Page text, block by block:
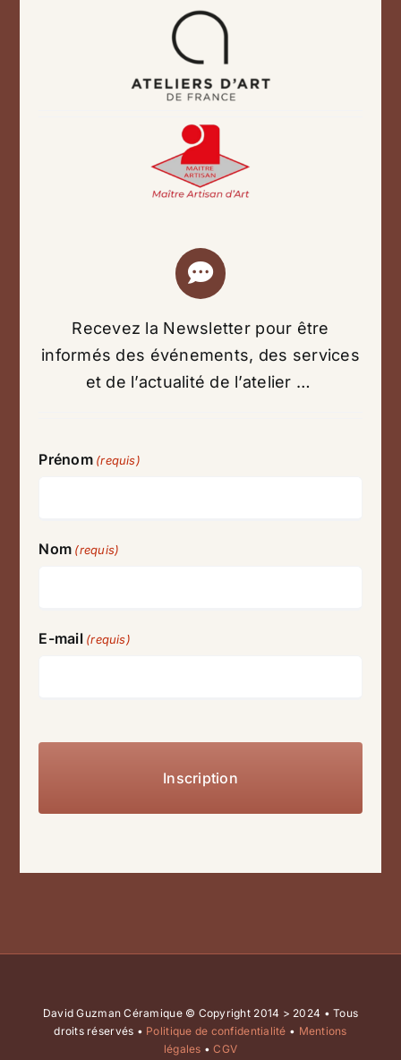
Recevez la Newsletter pour être
informés des événements, des services
et de l’actualité de l’atelier …
Prénom (requis)
Nom (requis)
E-mail (requis)
David Guzman Céramique © Copyright 2014 > 2024 • Tous
droits réservés • Politique de confidentialité • Mentions
légales •CGV